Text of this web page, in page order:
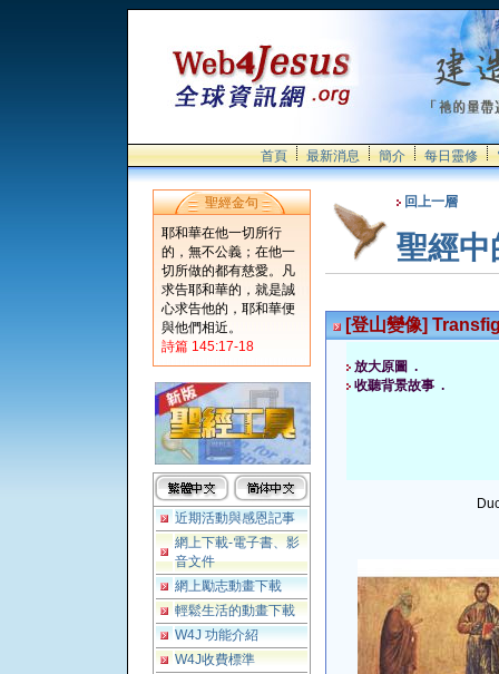
首頁 最新消息 簡介 每日靈修
聖經金句
耶和華在他一切所行
的，無不公義；在他一
切所做的都有慈愛。凡
求告耶和華的，就是誠
心求告他的，耶和華便
與他們相近。
詩篇 145:17-18
近期活動與感恩記事
網上下載-電子書、影
音文件
網上勵志動畫下載
輕鬆生活的動畫下載
W4J 功能介紹
W4J收費標準
回上一層
聖經中
[登山變像]
放大原圖 .
收聽背景故事 .